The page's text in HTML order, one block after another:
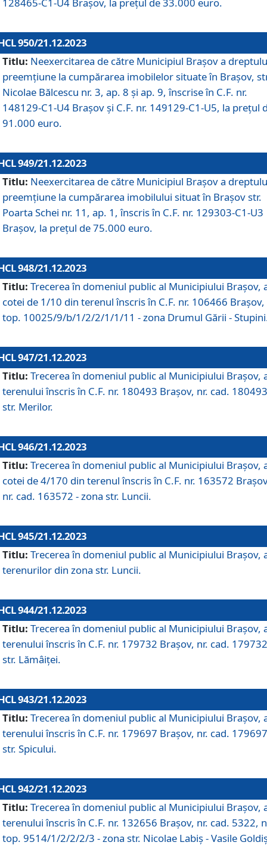
128465-C1-U4 Brașov, la prețul de 33.000 euro.
950/21.12.2023
Titlu: Neexercitarea de către Municipiul Brașov a
preemțiune la cumpărarea imobilelor situate în Brașov,
Nicolae Bălcescu nr. 3, ap. 8 și ap. 9, înscrise în C.F. nr.
148129-C1-U4 Brașov și C.F. nr. 149129-C1-U5, la prețul
91.000 euro.
949/21.12.2023
Titlu: Neexercitarea de către Municipiul Brașov a
preemțiune la cumpărarea imobilului situat în Brașov str.
Poarta Schei nr. 11, ap. 1, înscris în C.F. nr. 129303-C1-U3
Brașov, la prețul de 75.000 euro.
948/21.12.2023
Titlu: Trecerea în domeniul public al Municipiului Braşov,
cotei de 1/10 din terenul înscris în C.F. nr. 106466 Brașov,
top. 10025/9/b/1/2/2/1/1/11 - zona Drumul Gării -
947/21.12.2023
Titlu: Trecerea în domeniul public al Municipiului Braşov,
terenului înscris în C.F. nr. 180493 Brașov, nr. cad.
str. Merilor.
946/21.12.2023
Titlu: Trecerea în domeniul public al Municipiului Braşov,
cotei de 4/170 din terenul înscris în C.F. nr. 163572
nr. cad. 163572 - zona str. Luncii.
945/21.12.2023
Titlu: Trecerea în domeniul public al Municipiului Braşov,
terenurilor din zona str. Luncii.
944/21.12.2023
Titlu: Trecerea în domeniul public al Municipiului Braşov,
terenului înscris în C.F. nr. 179732 Brașov, nr. cad.
str. Lămâiței.
943/21.12.2023
Titlu: Trecerea în domeniul public al Municipiului Braşov,
terenului înscris în C.F. nr. 179697 Brașov, nr. cad.
str. Spicului.
942/21.12.2023
Titlu: Trecerea în domeniul public al Municipiului Braşov,
terenului înscris în C.F. nr. 132656 Brașov, nr. cad. 5322,
top. 9514/1/2/2/2/3 - zona str. Nicolae Labiș - Vasile